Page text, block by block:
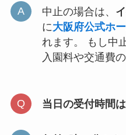
中止の場合は、
に大阪府公式ホ
れます。 もし中
入園料や交通費
当日の受付時間は